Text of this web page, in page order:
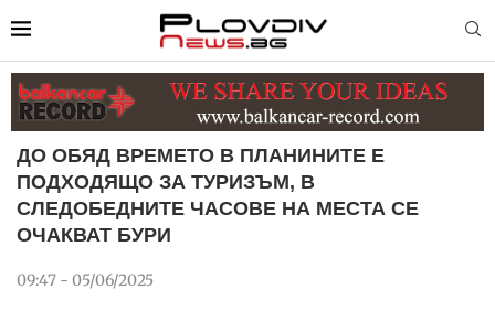
ДО ОБЯД ВРЕМЕТО В ПЛАНИНИТЕ Е
ПОДХОДЯЩО ЗА ТУРИЗЪМ, В
СЛЕДОБЕДНИТЕ ЧАСОВЕ НА МЕСТА СЕ
ОЧАКВАТ БУРИ
09:47 - 05/06/2025